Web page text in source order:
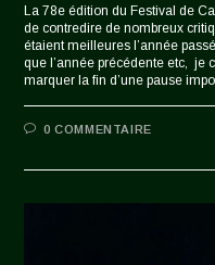
La 78e édition du Festival de
de contredire de nombreux
étaient meilleures l’année
que l’année précédente etc, je
marquer la fin d’une pause
0 COMMENTAIRE